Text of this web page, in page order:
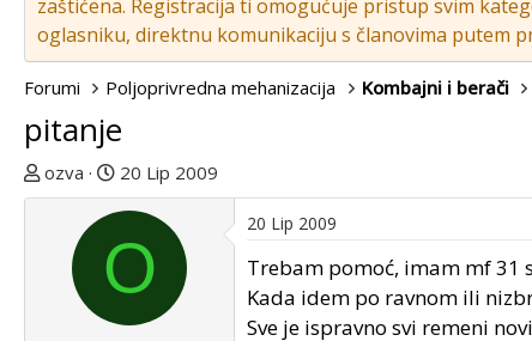
zaštićena. Registracija ti omogućuje pristup svim
oglasniku, direktnu komunikaciju s članovima putem
Forumi Poljoprivredna mehanizacija Kombajni i berači
pitanje
T
e
ozva
D
a
u
r
20 Lip 2009
O
20 Lip 2009
Trebam pomoć, imam mf 31
Kada idem po ravnom ili
Sve je ispravno svi remeni